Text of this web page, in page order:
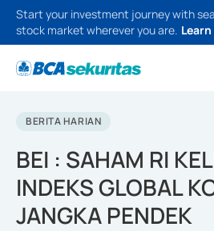
Start your investment journey with
stock market wherever you are.
BERITA HARIAN
BEI : SAHAM RI
INDEKS GLOBAL
JANGKA PENDEK